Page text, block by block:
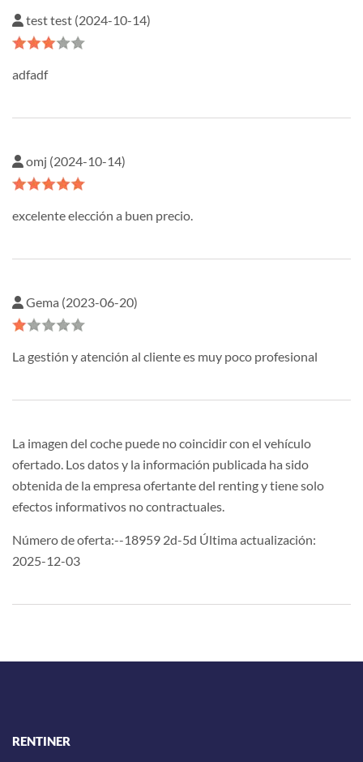
test test (2024-10-14)
adfadf
omj (2024-10-14)
excelente elección a buen precio.
Gema (2023-06-20)
La gestión y atención al cliente es muy poco profesional
La imagen del coche puede no coincidir con el vehículo
ofertado. Los datos y la información publicada ha sido
obtenida de la empresa ofertante del renting y tiene solo
efectos informativos no contractuales.
Número de oferta:--18959 2d-5d Última actualización:
2025-12-03
RENTINER